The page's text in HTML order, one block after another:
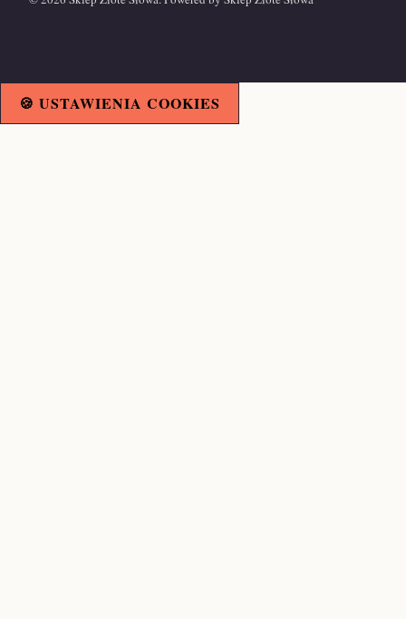
🍪 USTAWIENIA COOKIES